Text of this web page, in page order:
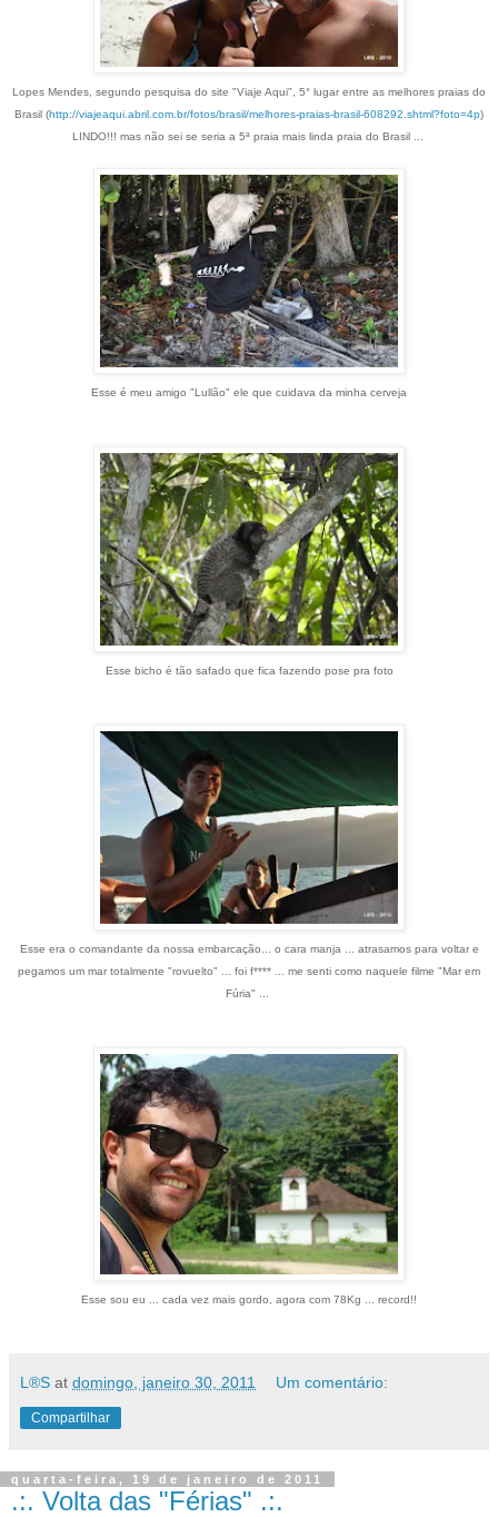
Lopes Mendes, segundo pesquisa do site "Viaje Aqui", 5° lugar entre as melhores praias do
Brasil (http://viajeaqui.abril.com.br/fotos/brasil/melhores-praias-brasil-608292.shtml?foto=4p)
LINDO!!! mas não sei se seria a 5ª praia mais linda praia do Brasil ...
Esse é meu amigo "Lullão" ele que cuidava da minha cerveja
Esse bicho é tão safado que fica fazendo pose pra foto
Esse era o comandante da nossa embarcação... o cara manja ... atrasamos para voltar e
pegamos um mar totalmente "rovuelto" ... foi f**** ... me senti como naquele filme "Mar em
Fúria" ...
Esse sou eu ... cada vez mais gordo, agora com 78Kg ... record!!
L®S at domingo, janeiro 30, 2011 Um comentário:
Compartilhar
quarta-feira, 19 de janeiro de 2011
.:. Volta das "Férias" .:.